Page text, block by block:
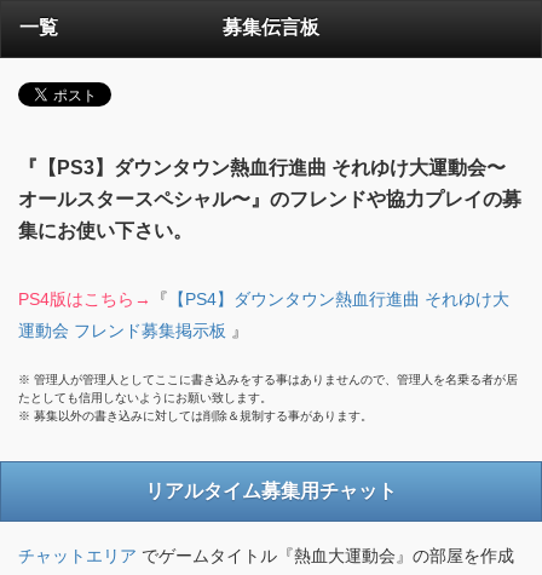
一覧 募集伝言板
『【PS3】ダウンタウン熱血行進曲 それゆけ大運動会〜
オールスタースペシャル〜』のフレンドや協力プレイの募
集にお使い下さい。
PS4版はこちら→ 『 【PS4】ダウンタウン熱血行進曲 それゆけ大
運動会 フレンド募集掲示板 』
※ 管理人が管理人としてここに書き込みをする事はありませんので、管理人を名乗る者が居
たとしても信用しないようにお願い致します。
※ 募集以外の書き込みに対しては削除＆規制する事があります。
リアルタイム募集用チャット
チャットエリア でゲームタイトル『熱血大運動会』の部屋を作成